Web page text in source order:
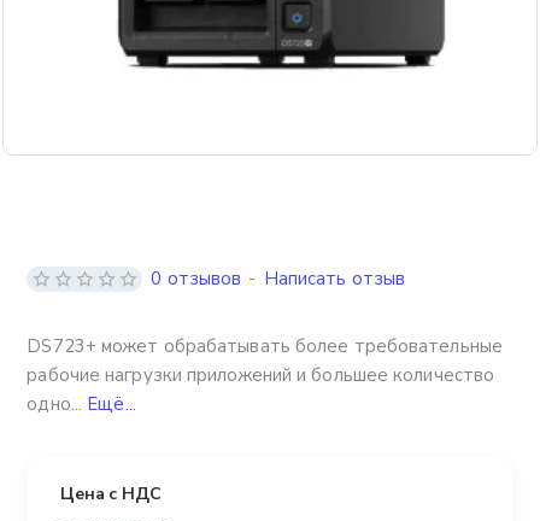
DS723+ может обрабатывать более требовательные
рабочие нагрузки приложений и большее количество
одно... Ещё...
0 отзывов - Написать отзыв
Цена с НДС